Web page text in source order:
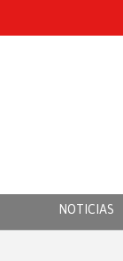
NOTICIAS